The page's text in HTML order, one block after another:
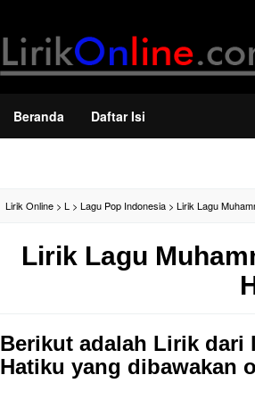
Beranda Daftar Isi
Lirik Online > L > Lagu Pop Indonesia > Lirik Lagu
Lirik Lagu
Berikut adalah Lirik
Hatiku yang dibawakan